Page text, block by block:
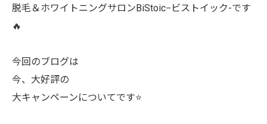
脱毛＆ホワイトニングサロンBiStoic−ビストイック-です
🔥
今回のブログは
今、大好評の
大キャンペーンについてです⭐️